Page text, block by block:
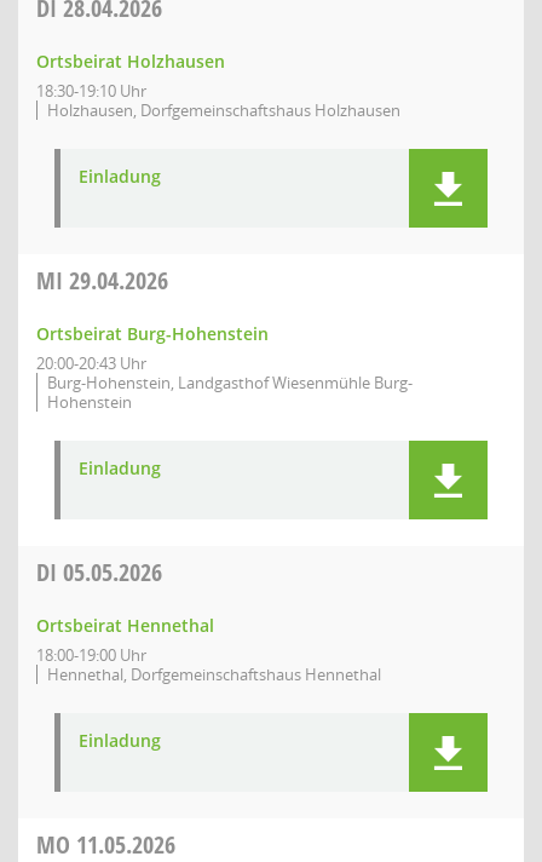
DI 28.04.2026
Ortsbeirat Holzhausen
18:30-19:10 Uhr
Holzhausen, Dorfgemeinschaftshaus Holzhausen
Einladung
MI 29.04.2026
Ortsbeirat Burg-Hohenstein
20:00-20:43 Uhr
Burg-Hohenstein, Landgasthof Wiesenmühle Burg-
Hohenstein
Einladung
DI 05.05.2026
Ortsbeirat Hennethal
18:00-19:00 Uhr
Hennethal, Dorfgemeinschaftshaus Hennethal
Einladung
MO 11.05.2026